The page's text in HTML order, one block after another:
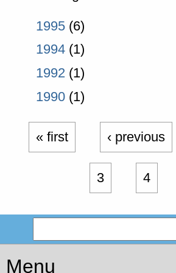
1995(6)
1994(1)
1992(1)
1990(1)
« first ‹ previous
3 4
Menu